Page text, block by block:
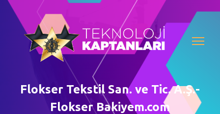
Flokser Tekstil San. ve Tic. A.Ş.-
Flokser Bakiyem.com